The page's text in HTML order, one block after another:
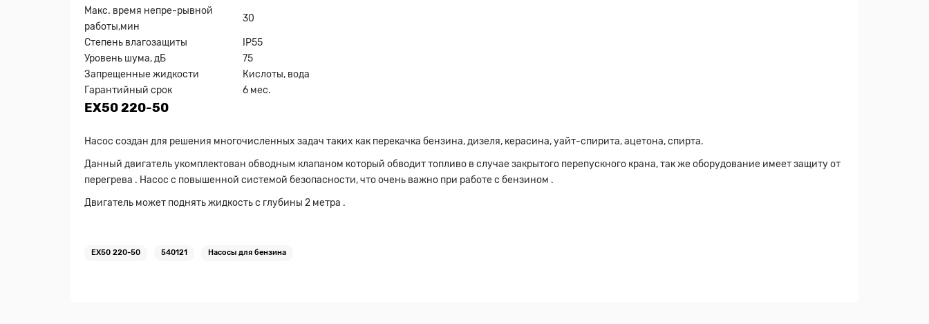
Макс. время непрe-рывной
работы,мин
30
Степень влагозащиты
IP55
Уровень шума, дБ
75
Запрещенные жидкости
Кислоты, вода
Гарантийный срок
6 мес.
EХ50 220-50
Насос создан для решения многочисленных задач таких как перекачка бензина, дизеля, керасина, уайт-спирита, ацетона, спирта.
Данный двигатель укомплектован обводным клапаном который обводит топливо в случае закрытого перепускного крана, так же оборудование имеет защиту от
перегрева . Насос с повышенной системой безопасности, что очень важно при работе с бензином .
Двигатель может поднять жидкость с глубины 2 метра .
EХ50 220-50 540121 Насосы для бензина